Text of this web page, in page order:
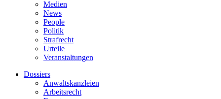
Medien
News
People
Politik
Strafrecht
Urteile
Veranstaltungen
Dossiers
Anwaltskanzleien
Arbeitsrecht